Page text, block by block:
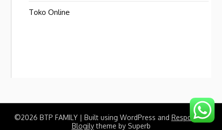
Toko Online
©2026 BTP FAMILY | Built using WordPress and Responsive
Blogilytheme by Superb